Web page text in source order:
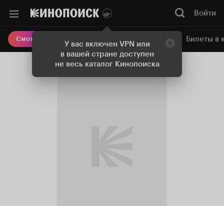
У вас включен VPN или
в вашей стране доступен
не весь каталог Кинопоиска
Войти
Смотреть кино Онлайн-кинотеатр Билеты в